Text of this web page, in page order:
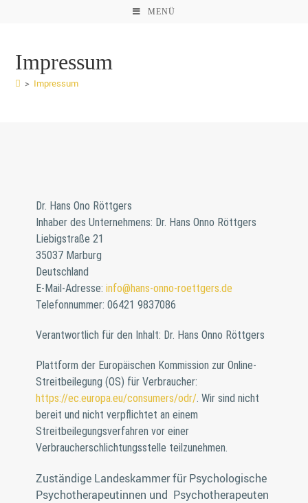
MENÜ
Impressum
> Impressum
Dr. Hans Ono Röttgers
Inhaber des Unternehmens: Dr. Hans Onno Röttgers
Liebigstraße 21
35037 Marburg
Deutschland
E-Mail-Adresse: info@hans-onno-roettgers.de
Telefonnummer: 06421 9837086
Verantwortlich für den Inhalt: Dr. Hans Onno Röttgers
Plattform der Europäischen Kommission zur Online-
Streitbeilegung (OS) für Verbraucher:
https://ec.europa.eu/consumers/odr/. Wir sind nicht
bereit und nicht verpflichtet an einem
Streitbeilegungsverfahren vor einer
Verbraucherschlichtungsstelle teilzunehmen.
Zuständige Landeskammer für Psychologische
Psychotherapeutinnen und Psychotherapeuten